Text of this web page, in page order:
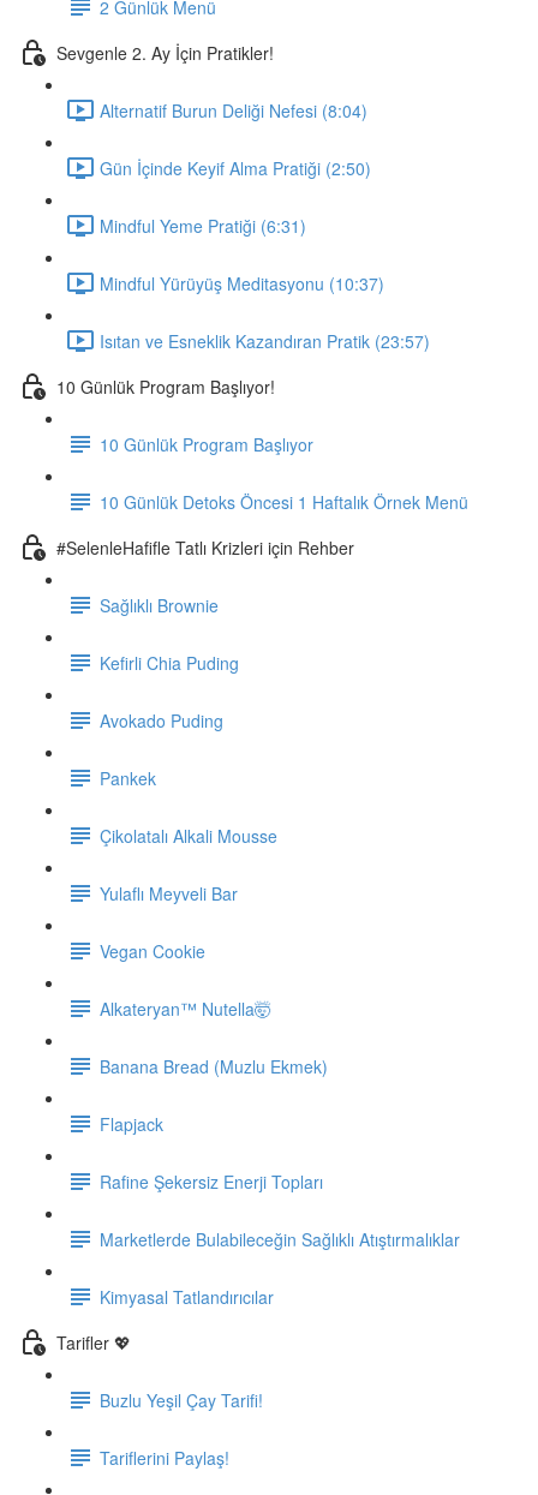
2 Günlük Menü
Sevgenle 2. Ay İçin Pratikler!
Alternatif Burun Deliği Nefesi (8:04)
Gün İçinde Keyif Alma Pratiği (2:50)
Mindful Yeme Pratiği (6:31)
Mindful Yürüyüş Meditasyonu (10:37)
Isıtan ve Esneklik Kazandıran Pratik (23:57)
10 Günlük Program Başlıyor!
10 Günlük Program Başlıyor
10 Günlük Detoks Öncesi 1 Haftalık Örnek Menü
#SelenleHafifle Tatlı Krizleri için Rehber
Sağlıklı Brownie
Kefirli Chia Puding
Avokado Puding
Pankek
Çikolatalı Alkali Mousse
Yulaflı Meyveli Bar
Vegan Cookie
Alkateryan™ Nutella🤯
Banana Bread (Muzlu Ekmek)
Flapjack
Rafine Şekersiz Enerji Topları
Marketlerde Bulabileceğin Sağlıklı Atıştırmalıklar
Kimyasal Tatlandırıcılar
Tarifler 💖
Buzlu Yeşil Çay Tarifi!
Tariflerini Paylaş!